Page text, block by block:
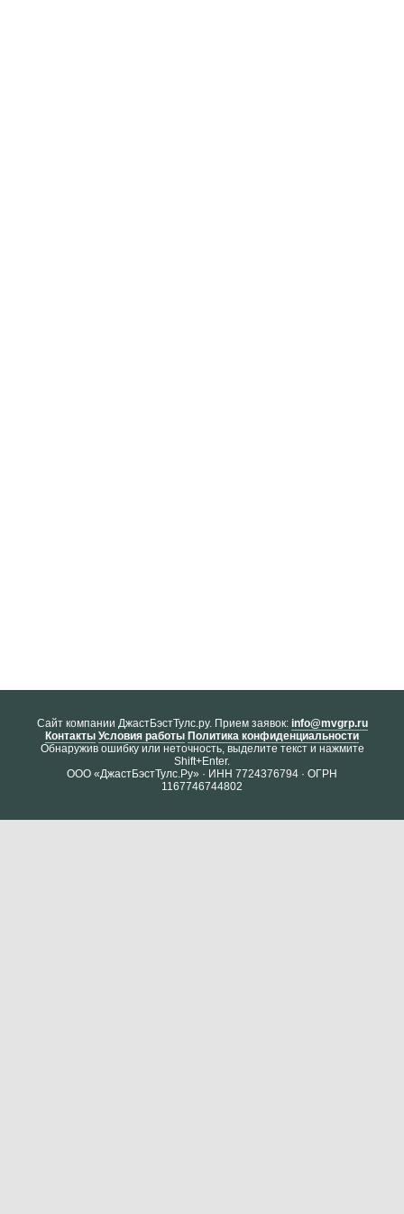
Cайт компании ДжастБэстТулс.ру. Прием заявок: info@mvgrp.ru
Контакты Условия работы Политика конфиденциальности
Обнаружив ошибку или неточность, выделите текст и нажмите
Shift+Enter.
ООО «ДжастБэстТулс.Ру» · ИНН 7724376794 · ОГРН
1167746744802